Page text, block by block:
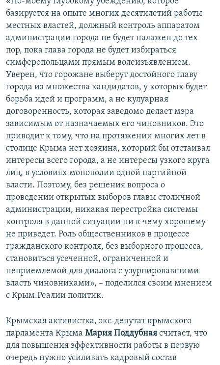
базируется на опыте многих десятилетий работы
местных властей, должный контроль аппаратом
администрации города не будет налажен до тех
пор, пока глава города не будет избираться
симферопольцами прямым волеизъявлением.
Уверен, что горожане выберут достойного главу
города из множества кандидатов, у которых будет
борьба идей и программ, а не кулуарная
договоренность, которая заведомо делает мэра
зависимым от назначаемых его чиновников. Это
приводит к тому, что на протяжении многих лет в
столице Крыма нет хозяина, который бы отстаивал
интересы всего города, а не интересы узкого круга
лиц, в условиях монополии одной партийной
власти. Поэтому, без решения вопроса о
проведении открытых выборов главы столичной
администрации, никакая перестройка системы
контроля в данной ситуации ни к чему хорошему
не приведет. Роль общественников в процессе
гражданского контроля, без выборного процесса,
становиться усеченной, ограниченной и
неприемлемой для диалога с узурпировавшими
власть чиновниками», – поделился своим мнением
с Крым.Реалии политик.
Крымская активистка, экс-депутат крымского
парламента Крыма Мария Поддубная считает, что
для повышения эффективности работы в первую
очередь нужно усиливать кадровый состав